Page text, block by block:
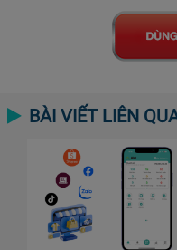
BÀI VIẾT LIÊN